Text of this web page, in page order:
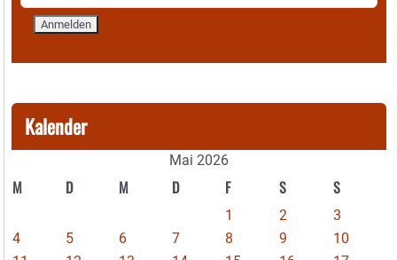
Kalender
Mai 2026
M D M D F S S
1 2
3
4
5 6 7 8 9
10